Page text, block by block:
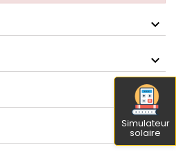
Simulateur
solaire